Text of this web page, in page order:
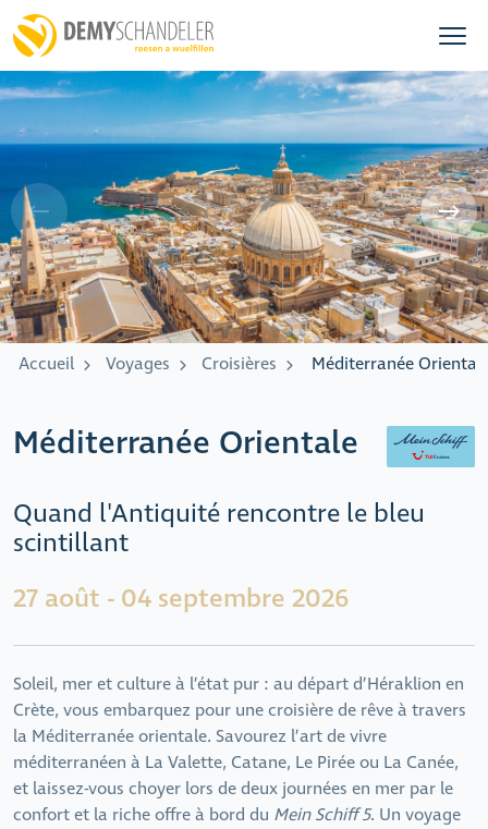
Accueil Voyages Croisières Méditerranée
Méditerranée Orientale
Quand l'Antiquité rencontre le bleu
scintillant
27 août - 04 septembre 2026
Soleil, mer et culture à l’état pur : au départ d’Héraklion en
Crète, vous embarquez pour une croisière de rêve à travers
la Méditerranée orientale. Savourez l’art de vivre
méditerranéen à La Valette, Catane, Le Pirée ou La Canée,
et laissez-vous choyer lors de deux journées en mer par le
confort et la riche offre à bord du Mein Schiff 5. Un voyage